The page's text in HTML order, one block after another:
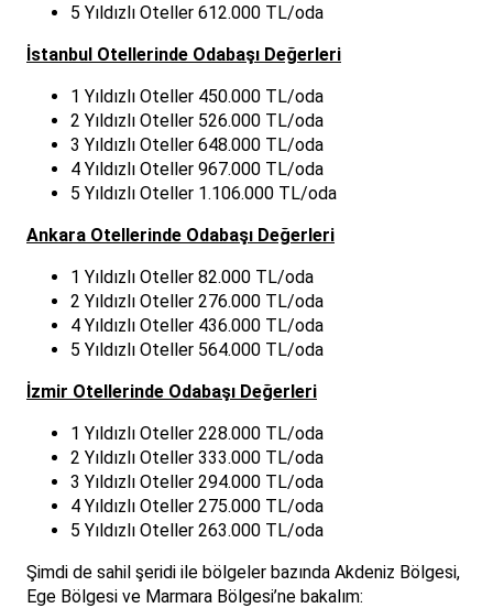
5 Yıldızlı Oteller 612.000 TL/oda
İstanbul Otellerinde Odabaşı Değerleri
1 Yıldızlı Oteller 450.000 TL/oda
2 Yıldızlı Oteller 526.000 TL/oda
3 Yıldızlı Oteller 648.000 TL/oda
4 Yıldızlı Oteller 967.000 TL/oda
5 Yıldızlı Oteller 1.106.000 TL/oda
Ankara Otellerinde Odabaşı Değerleri
1 Yıldızlı Oteller 82.000 TL/oda
2 Yıldızlı Oteller 276.000 TL/oda
4 Yıldızlı Oteller 436.000 TL/oda
5 Yıldızlı Oteller 564.000 TL/oda
İzmir Otellerinde Odabaşı Değerleri
1 Yıldızlı Oteller 228.000 TL/oda
2 Yıldızlı Oteller 333.000 TL/oda
3 Yıldızlı Oteller 294.000 TL/oda
4 Yıldızlı Oteller 275.000 TL/oda
5 Yıldızlı Oteller 263.000 TL/oda
Şimdi de sahil şeridi ile bölgeler bazında Akdeniz Bölgesi,
Ege Bölgesi ve Marmara Bölgesi’ne bakalım: